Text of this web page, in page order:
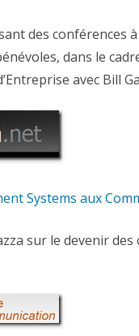
des conférences
dans le
avec Bill
Systems aux
sur le devenir